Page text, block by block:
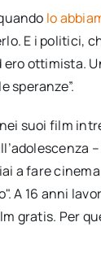
lo
E i politici,
ottimista.
speranze”.
suoi film
a fare
A 16 anni
gratis. Per